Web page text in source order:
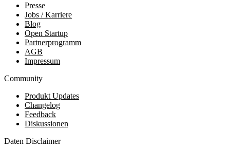
Presse
Jobs / Karriere
Blog
Open Startup
Partnerprogramm
AGB
Impressum
Community
Produkt Updates
Changelog
Feedback
Diskussionen
Daten Disclaimer